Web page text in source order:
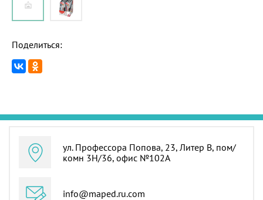
Поделиться:
ул. Профессора Попова, 23, Литер В, пом/
комн 3Н/36, офис №102А
info@maped.ru.com